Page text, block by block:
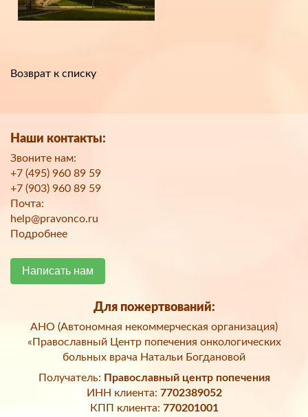
Возврат к списку
Наши контакты:
Звоните нам:
+7 (495) 960 89 59
+7 (903) 960 89 59
Почта:
help@pravonco.ru
Подробнее
Написать нам
Для пожертвований:
АНО (Автономная некоммерческая организация)
«Православный Центр попечения онкологических
больных врача Натальи Богдановой
Получатель: Православный центр попечения
ИНН клиента: 7702389052
КПП клиента: 770201001